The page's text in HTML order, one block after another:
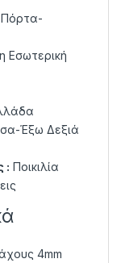
Πόρτα-
Εσωτερική
Έξω Δεξιά
: Ποικιλία
4mm